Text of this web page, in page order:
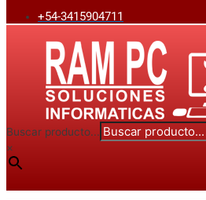
+54-3415904711
Buscar producto...
×